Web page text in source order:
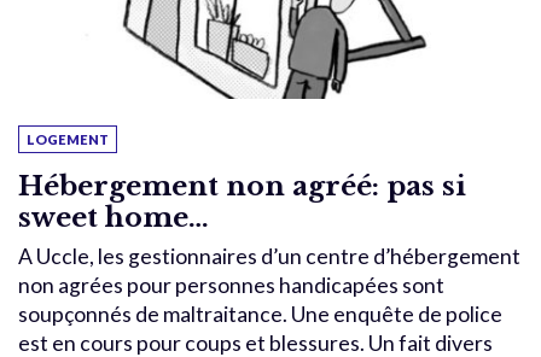
LOGEMENT
Hébergement non agréé: pas si
sweet home…
A Uccle, les gestionnaires d’un centre d’hébergement
non agrées pour personnes handicapées sont
soupçonnés de maltraitance. Une enquête de police
est en cours pour coups et blessures. Un fait divers